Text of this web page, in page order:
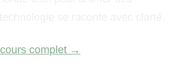
complet →